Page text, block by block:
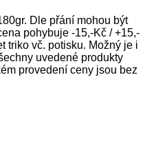
Dle přání mohou být
pohybuje -15,-Kč / +15,-
triko vč. potisku. Možný je i
uvedené produkty
provedení ceny jsou bez